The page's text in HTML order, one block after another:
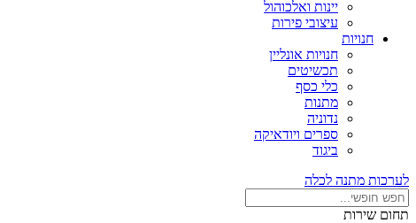
יינות ואלכוהול
עיצובי פירות
חנויות
חנויות אונליין
תכשיטים
כלי כסף
מתנות
נדוניה
ספרים ויודאיקה
ביגוד
לערכות מתנה לכלה
תחום שירות